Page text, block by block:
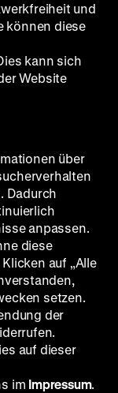
K: Gadi
Yosef
und
Zusammen
sich ein
Ende des
nach
brüchig,
Kultur, hört
Trotz
senden.
einen
verharrt er
er sinnt
der
den Kindern
in Israel
und
können diese
kann sich
Website
über
Dadurch
anpassen.
diese
auf „Alle
setzen.
der
auf dieser
im Impressum.